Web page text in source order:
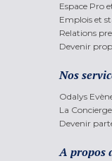
Espace Pro
Emplois et
Relations
Devenir
Nos
Odalys
La
Devenir
A propos